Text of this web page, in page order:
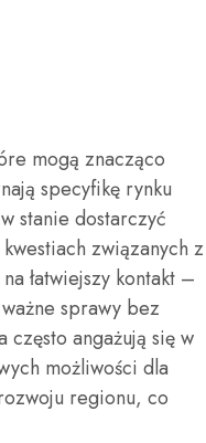
mogą znacząco
specyfikę rynku
stanie dostarczyć
związanych z
łatwiejszy kontakt –
sprawy bez
angażują się w
możliwości dla
regionu, co